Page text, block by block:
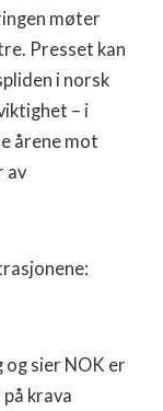
møter
Presset kan
i norsk
– i
årene mot
av
og sier NOK er
krava